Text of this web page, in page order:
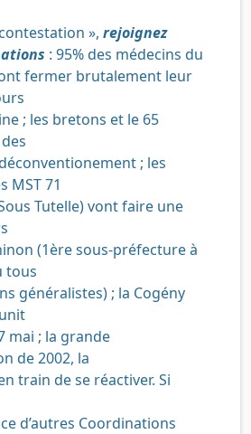
», rejoignez
: 95% des médecins du
fermer brutalement leur
; les bretons et le 65
; les
MST 71
Tutelle) vont faire une
(1ère sous-préfecture à
tous
généralistes) ; la Cogény
mai ; la grande
de 2002, la
train de se réactiver. Si
d’autres Coordinations